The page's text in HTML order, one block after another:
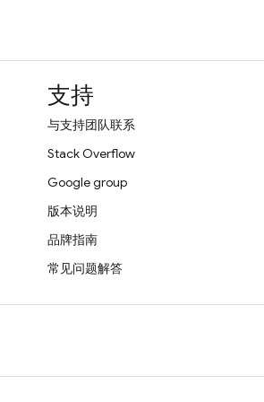
支持
与支持团队联系
Stack Overflow
Google group
版本说明
品牌指南
常见问题解答